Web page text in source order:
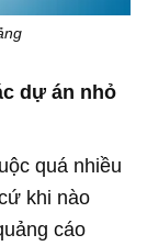
dự án nhỏ
quá nhiều
khi nào
cáo